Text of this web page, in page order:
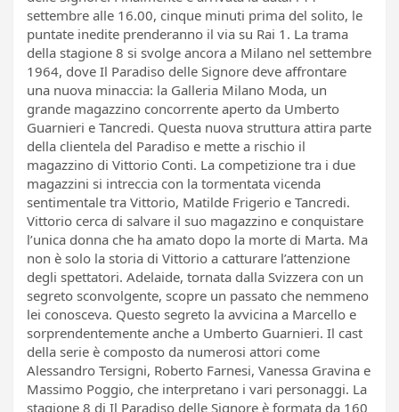
settembre alle 16.00, cinque minuti prima del solito, le
puntate inedite prenderanno il via su Rai 1. La trama
della stagione 8 si svolge ancora a Milano nel settembre
1964, dove Il Paradiso delle Signore deve affrontare
una nuova minaccia: la Galleria Milano Moda, un
grande magazzino concorrente aperto da Umberto
Guarnieri e Tancredi. Questa nuova struttura attira parte
della clientela del Paradiso e mette a rischio il
magazzino di Vittorio Conti. La competizione tra i due
magazzini si intreccia con la tormentata vicenda
sentimentale tra Vittorio, Matilde Frigerio e Tancredi.
Vittorio cerca di salvare il suo magazzino e conquistare
l’unica donna che ha amato dopo la morte di Marta. Ma
non è solo la storia di Vittorio a catturare l’attenzione
degli spettatori. Adelaide, tornata dalla Svizzera con un
segreto sconvolgente, scopre un passato che nemmeno
lei conosceva. Questo segreto la avvicina a Marcello e
sorprendentemente anche a Umberto Guarnieri. Il cast
della serie è composto da numerosi attori come
Alessandro Tersigni, Roberto Farnesi, Vanessa Gravina e
Massimo Poggio, che interpretano i vari personaggi. La
stagione 8 di Il Paradiso delle Signore è formata da 160